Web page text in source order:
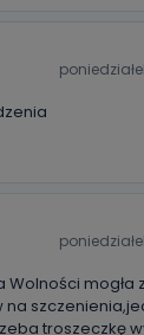
mogła
troszeczkę